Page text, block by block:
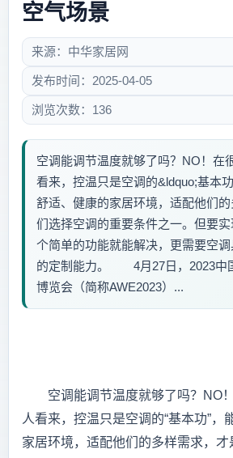
空气场景
来源：中华家居网
发布时间：2025-04-05
浏览次数：136
空调能调节温度就够了吗？NO！在
看来，控温只是空调的&ldquo;基本
舒适、健康的家居环境，适配他们
们选择空调的重要条件之一。但要
个简单的功能就能解决，更需要空
的定制能力。 4月27日，2023中
博览会（简称AWE2023）...
空调能调节温度就够了吗？NO
人看来，控温只是空调的“基本功”，
家居环境，适配他们的多样需求，